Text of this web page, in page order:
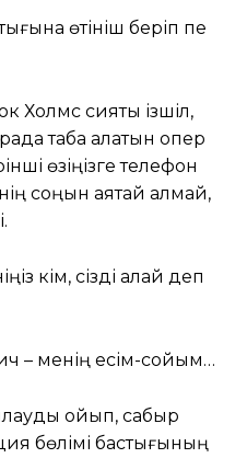
өтініш беріп пе
Холмс сияқты ізшіл,
таба алатын опер
өзіңізге телефон
соңын аяқтай алмай,
кім, сізді қалай деп
– менің есім-сойым…
қойып, сабыр
бөлімі бастығының